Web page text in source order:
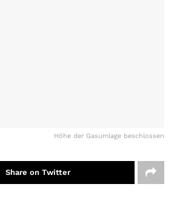
Höhe der Gasumlage beschlossen
Share on Twitter